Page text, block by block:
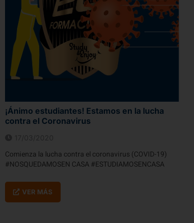
¡Ánimo estudiantes! Estamos en la lucha
contra el Coronavirus
Comienza la lucha contra el coronavirus (COVID-19)
#NOSQUEDAMOSEN CASA #ESTUDIAMOSENCASA
VER MÁS